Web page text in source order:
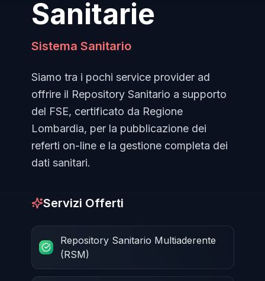
Sanitarie
Sistema Sanitario
Siamo tra i pochi service provider ad
offrire il Repository Sanitario a supporto
del FSE, certificato da Regione
Lombardia, per la pubblicazione dei
referti on-line e la gestione completa dei
dati sanitari.
Servizi Offerti
Repository Sanitario Multiaderente
(RSM)